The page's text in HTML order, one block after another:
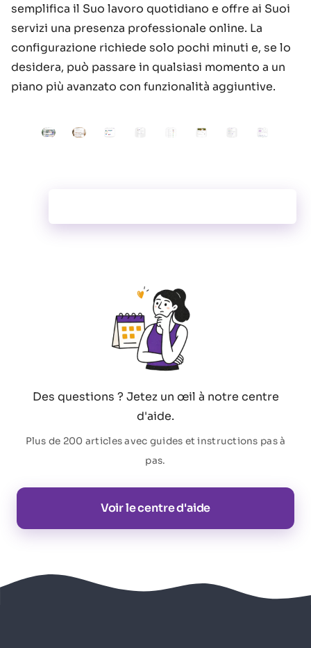
semplifica il Suo lavoro quotidiano e offre ai Suoi
servizi una presenza professionale online. La
configurazione richiede solo pochi minuti e, se lo
desidera, può passare in qualsiasi momento a un
piano più avanzato con funzionalità aggiuntive.
Des questions ? Jetez un œil à notre centre
d'aide.
Plus de 200 articles avec guides et instructions pas à
pas.
Voir le centre d'aide